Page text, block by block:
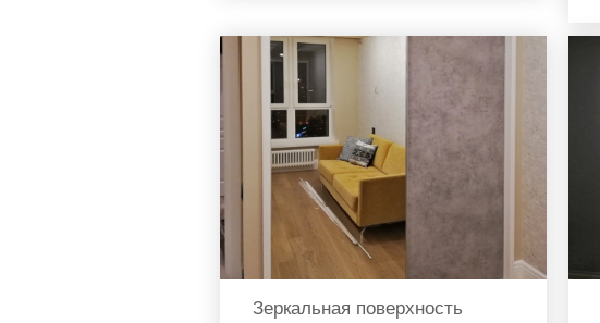
Зеркальная поверхность